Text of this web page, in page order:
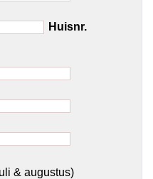
Huisnr.
& augustus)